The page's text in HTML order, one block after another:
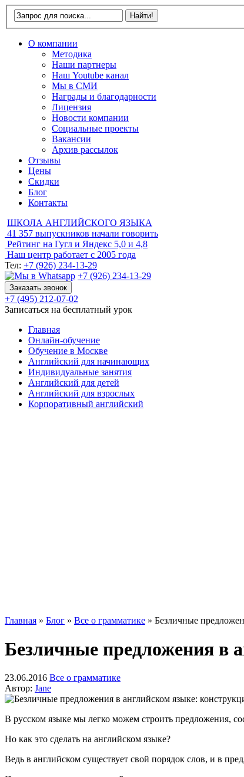
О компании
Методика
Наши партнеры
Наш Youtube канал
Мы в СМИ
Награды и благодарности
Лицензия
Новости компании
Социальные проекты
Вакансии
Архив рассылок
Отзывы
Цены
Скидки
Блог
Контакты
ШКОЛА АНГЛИЙСКОГО ЯЗЫКА
41 357 выпускников начали говорить
Рейтинг на Гугл и Яндекс 5,0 и 4,8
Наш центр работает с 2005 года
Тел: +7 (926) 234-13-29
+7 (926) 234-13-29
Заказать звонок
+7 (495) 212-07-02
Записаться на бесплатный урок
Главная
Онлайн-обучение
Обучение в Москве
Английский для начинающих
Индивидуальные занятия
Английский для детей
Английский для взрослых
Корпоративный английский
Главная » Блог » Все о грамматике » Безличные
Безличные предложения в
23.06.2016 Все о грамматике
Автор: Jane
В русском языке мы легко можем строить предложения,
Но как это сделать на английском языке?
Ведь в английском существует свой порядок слов, и в